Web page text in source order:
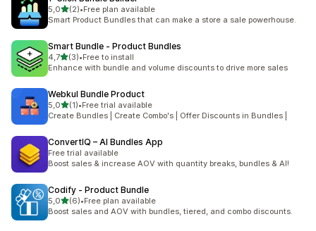
5,0de 5 estrelas
(2)
2 total de avaliações
•Free plan available
Smart Product Bundles that can make a store a sale powerhouse.
Smart Bundle ‑ Product Bundles
4,7de 5 estrelas
(3)
3 total de avaliações
•Free to install
Enhance with bundle and volume discounts to drive more sales
Webkul Bundle Product
5,0de 5 estrelas
(1)
1 total de avaliações
•Free trial available
Create Bundles | Create Combo's | Offer Discounts in Bundles |
ConvertIQ – AI Bundles App
Free trial available
Boost sales & increase AOV with quantity breaks, bundles & AI!
Codify ‑ Product Bundle
5,0de 5 estrelas
(6)
6 total de avaliações
•Free plan available
Boost sales and AOV with bundles, tiered, and combo discounts.